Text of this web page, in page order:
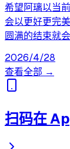
希望阿璃以当
会以更好更完
圆满的结束就
2026/4/28
查看全部 →
扫码在